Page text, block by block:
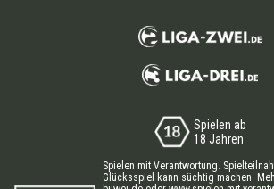
Spielen ab
18 Jahren
Spielen mit Verantwortung.
Glücksspiel kann süchtig machen.